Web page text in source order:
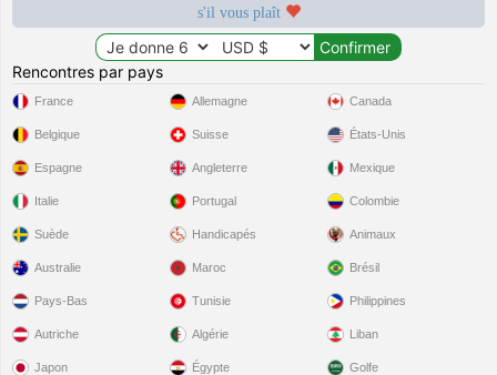
s'il vous plaît
Rencontres par pays
France
Belgique
Espagne
Italie
Suède
Allemagne
Suisse
Angleterre
Portugal
Handicapés
Canada
États-Unis
Mexique
Colombie
Animaux
Australie
Pays-Bas
Autriche
Japon
Maroc
Tunisie
Algérie
Égypte
Brésil
Philippines
Liban
Golfe